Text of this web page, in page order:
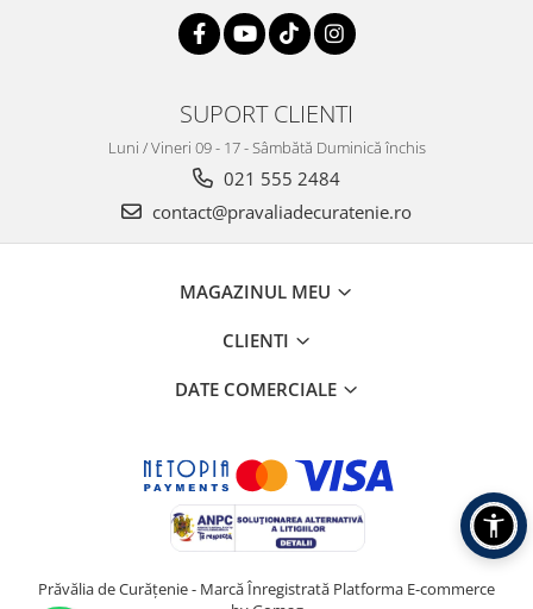
SUPORT CLIENTI
Luni / Vineri 09 - 17 - Sâmbătă Duminică închis
021 555 2484
contact@pravaliadecuratenie.ro
MAGAZINUL MEU
CLIENTI
DATE COMERCIALE
Prăvălia de Curățenie - Marcă Înregistrată Platforma E-commerce